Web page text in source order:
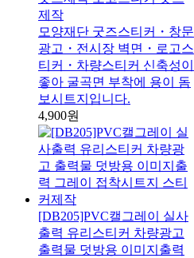
제작
모양재단 굿즈스티커・창문
광고・전시장 벽면・로고스
티커・차량스티커 신축성이
좋아 굴곡면 부착에 용이 돔
보시트지입니다.
4,900원
[DB205]PVC캘그레이 실사
출력 유리스티커 차량광고
출력물 덧방용 이미지출력